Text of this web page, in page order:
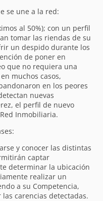
se une a la red:
al 50%); con un perfil
tomar las riendas de su
un despido durante los
de poner en
que no requiera una
muchos casos,
en los peores
nuevas
el perfil de nuevo
Inmobiliaria.
y conocer las distintas
captar
determinar la ubicación
realizar un
a su Competencia,
carencias detectadas.